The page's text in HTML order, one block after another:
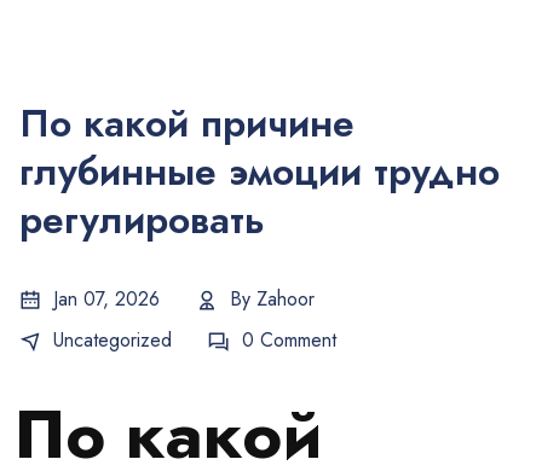
По какой причине
глубинные эмоции трудно
регулировать
Jan 07, 2026 By Zahoor
Uncategorized
0 Comment
По какой